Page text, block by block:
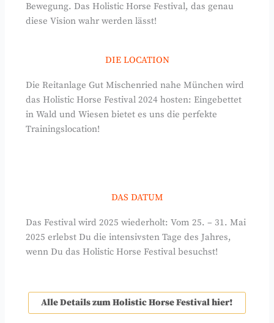
Bewegung. Das Holistic Horse Festival, das genau
diese Vision wahr werden lässt!
DIE LOCATION
Die Reitanlage Gut Mischenried nahe München wird
das Holistic Horse Festival 2024 hosten: Eingebettet
in Wald und Wiesen bietet es uns die perfekte
Trainingslocation!
DAS DATUM
Das Festival wird 2025 wiederholt: Vom 25. – 31. Mai
2025 erlebst Du die intensivsten Tage des Jahres,
wenn Du das Holistic Horse Festival besuchst!
Alle Details zum Holistic Horse Festival hier!